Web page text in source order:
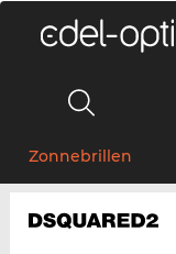
Zonnebrillen